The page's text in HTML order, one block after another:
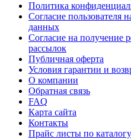
Политика
Согласие пользователя
данных
Согласие на
рассылок
Публичная оферта
Условия гарантии и
О компании
Обратная связь
FAQ
Карта сайта
Контакты
Прайс листы по каталогу